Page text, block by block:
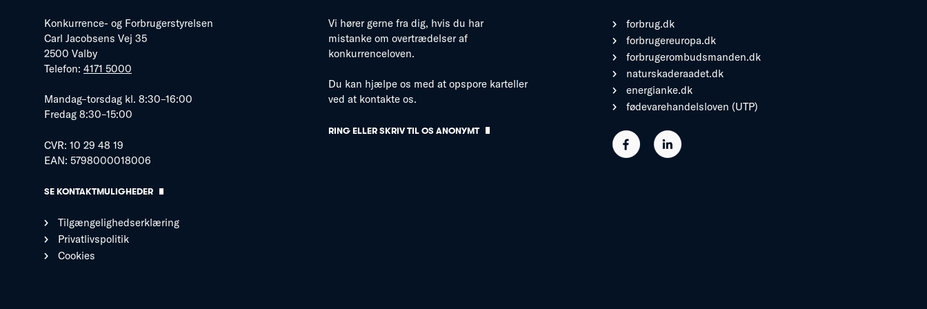
Konkurrence- og Forbrugerstyrelsen
Carl Jacobsens Vej 35
2500 Valby
Telefon: 4171 5000
Mandag–torsdag kl. 8:30–16:00
Fredag 8:30–15:00
CVR: 10 29 48 19
EAN: 5798000018006
SE KONTAKTMULIGHEDER
Tilgængelighedserklæring
Privatlivspolitik
Cookies
Vi hører gerne fra dig, hvis du har
mistanke om overtrædelser af
konkurrenceloven.
Du kan hjælpe os med at opspore karteller
ved at kontakte os.
RING ELLER SKRIV TIL OS ANONYMT
forbrug.dk
forbrugereuropa.dk
forbrugerombudsmanden.dk
naturskaderaadet.dk
energianke.dk
fødevarehandelsloven (UTP)